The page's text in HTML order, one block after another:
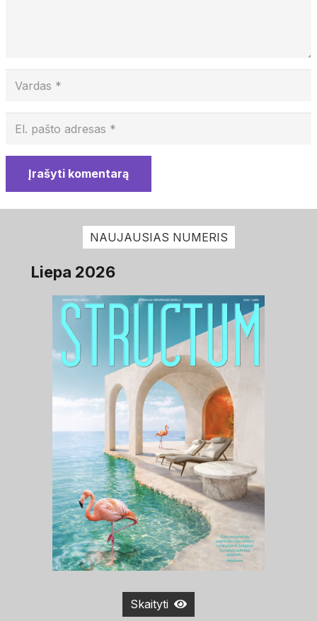
Įrašyti komentarą
NAUJAUSIAS NUMERIS
Liepa 2026
Skaityti